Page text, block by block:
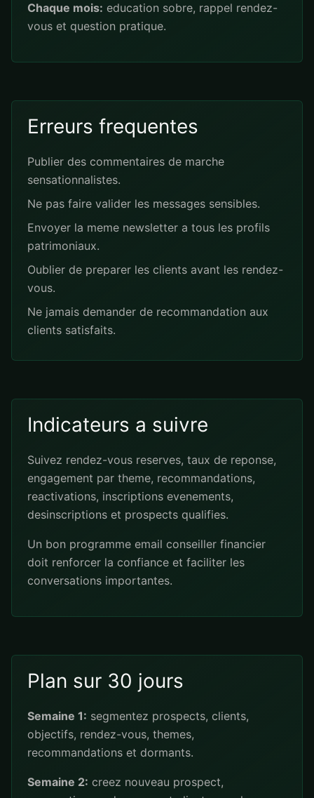
Chaque mois: education sobre, rappel rendez-
vous et question pratique.
Erreurs frequentes
Publier des commentaires de marche
sensationnalistes.
Ne pas faire valider les messages sensibles.
Envoyer la meme newsletter a tous les profils
patrimoniaux.
Oublier de preparer les clients avant les rendez-
vous.
Ne jamais demander de recommandation aux
clients satisfaits.
Indicateurs a suivre
Suivez rendez-vous reserves, taux de reponse,
engagement par theme, recommandations,
reactivations, inscriptions evenements,
desinscriptions et prospects qualifies.
Un bon programme email conseiller financier
doit renforcer la confiance et faciliter les
conversations importantes.
Plan sur 30 jours
Semaine 1: segmentez prospects, clients,
objectifs, rendez-vous, themes,
recommandations et dormants.
Semaine 2: creez nouveau prospect,